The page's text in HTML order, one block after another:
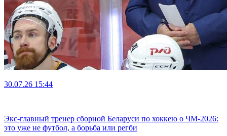
30.07.26 15:44
Экс-главный тренер сборной Беларуси по хоккею о ЧМ-2026:
это уже не футбол, а борьба или регби